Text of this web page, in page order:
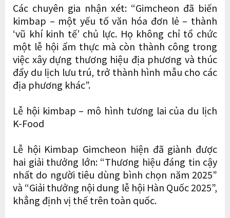
Các chuyên gia nhận xét: “Gimcheon đã biến
kimbap – một yếu tố văn hóa đơn lẻ – thành
‘vũ khí kinh tế’ chủ lực. Họ không chỉ tổ chức
một lễ hội ẩm thực mà còn thành công trong
việc xây dựng thương hiệu địa phương và thúc
đẩy du lịch lưu trú, trở thành hình mẫu cho các
địa phương khác”.
Lễ hội kimbap – mô hình tương lai của du lịch
K-Food
Lễ hội Kimbap Gimcheon hiện đã giành được
hai giải thưởng lớn: “Thương hiệu đáng tin cậy
nhất do người tiêu dùng bình chọn năm 2025”
và “Giải thưởng nội dung lễ hội Hàn Quốc 2025”,
khẳng định vị thế trên toàn quốc.